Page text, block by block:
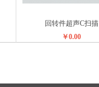
回转件超声C扫描
￥0.00